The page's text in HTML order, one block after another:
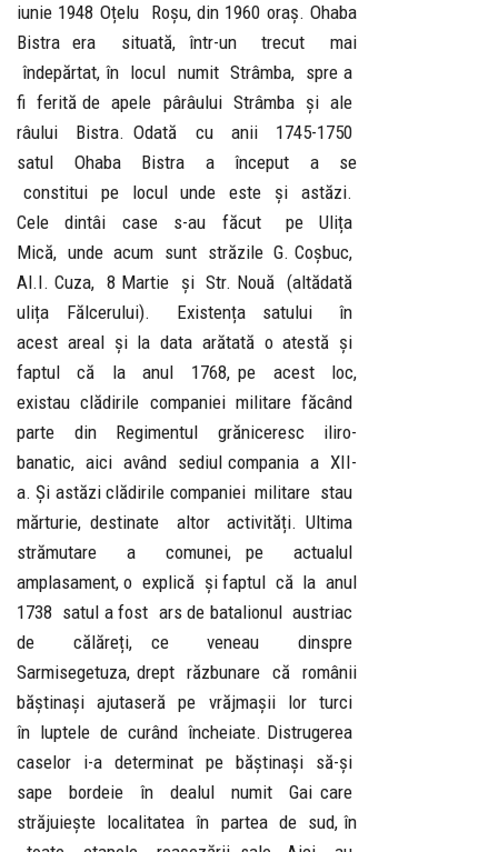
iunie 1948 Oțelu Roșu, din 1960 oraș. Ohaba
Bistra era situată, într-un trecut mai
îndepărtat, în locul numit Strâmba, spre a
fi ferită de apele pârâului Strâmba și ale
râului Bistra. Odată cu anii 1745-1750
satul Ohaba Bistra a început a se
constitui pe locul unde este și astăzi.
Cele dintâi case s-au făcut pe Ulița
Mică, unde acum sunt străzile G. Coșbuc,
Al.I. Cuza, 8 Martie și Str. Nouă (altădată
ulița Fălcerului). Existența satului în
acest areal și la data arătată o atestă și
faptul că la anul 1768, pe acest loc,
existau clădirile companiei militare făcând
parte din Regimentul grăniceresc iliro-
banatic, aici având sediul compania a XII-
a. Și astăzi clădirile companiei militare stau
mărturie, destinate altor activități. Ultima
strămutare a comunei, pe actualul
amplasament, o explică și faptul că la anul
1738 satul a fost ars de batalionul austriac
de călăreți, ce veneau dinspre
Sarmisegetuza, drept răzbunare că românii
băștinași ajutaseră pe vrăjmașii lor turci
în luptele de curând încheiate. Distrugerea
caselor i-a determinat pe băștinași să-și
sape bordeie în dealul numit Gai care
străjuiește localitatea în partea de sud, în